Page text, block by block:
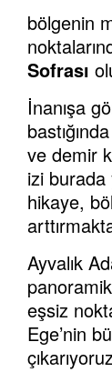
bölgenin
Sofrası
İnanışa
ve demir
izi burada
hikaye,
Ayvalık
eşsiz
Ege’nin